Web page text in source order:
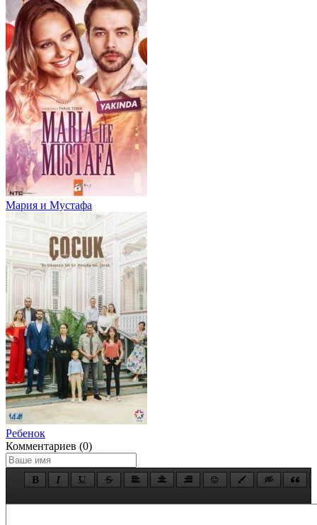
Мария и Мустафа
Ребенок
Комментариев (0)